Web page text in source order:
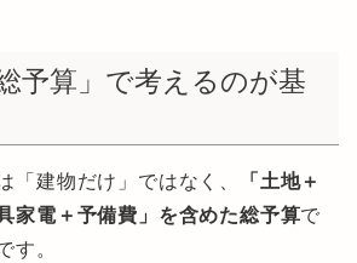
予算」で考えるのが基
「建物だけ」ではなく、
「土地＋
家電＋予備費」を含めた総予算で
す。